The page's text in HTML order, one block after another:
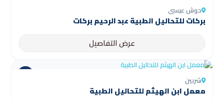
حوش عيسى
بركات للتحاليل الطبية عبد الرحيم بركات
عرض التفاصيل
شربين